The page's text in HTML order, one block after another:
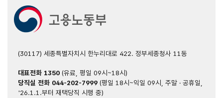
(30117) 세종특별자치시 한누리대로 422. 정부세종청사 11동
대표전화 1350(유료, 평일 09시~18시)
당직실 전화 044-202-7999(평일 18시~익일 09시, 주말 · 공휴일,
'26.1.1.부터 재택당직 시행 중)